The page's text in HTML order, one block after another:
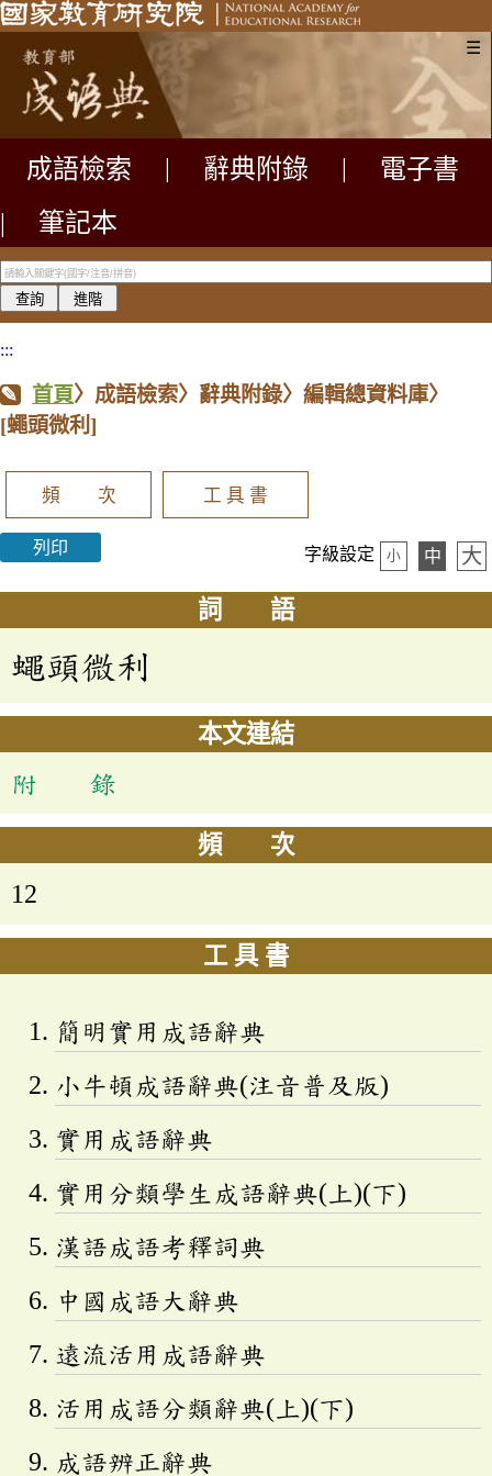
☰
成語檢索 辭典附錄
電子書
|
筆記本
:::
首頁〉成語檢索〉辭典附錄〉編輯總資料庫〉
[蠅頭微利]
頻 次 工 具 書
列印 字級設定 小 中 大
詞 語
蠅頭微利
本文連結
附 錄
頻 次
12
工 具 書
簡明實用成語辭典
小牛頓成語辭典(注音普及版)
實用成語辭典
實用分類學生成語辭典(上)(下)
漢語成語考釋詞典
中國成語大辭典
遠流活用成語辭典
活用成語分類辭典(上)(下)
成語辨正辭典